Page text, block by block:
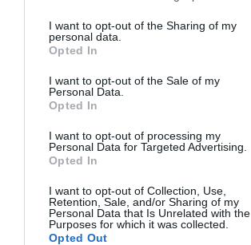
I want to opt-out of the Sharing of my
personal data.
Opted In
I want to opt-out of the Sale of my
Personal Data.
Opted In
I want to opt-out of processing my
Personal Data for Targeted Advertising.
Opted In
I want to opt-out of Collection, Use,
Retention, Sale, and/or Sharing of my
Personal Data that Is Unrelated with the
Purposes for which it was collected.
Opted Out
Índex2P
Empleo
Publicidad
2Playbook Club2P